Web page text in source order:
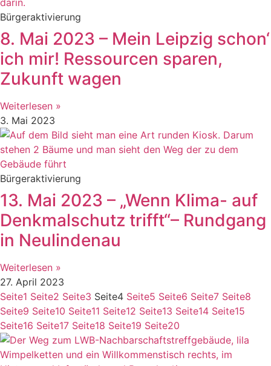
Bürgeraktivierung
8. Mai 2023 – Mein Leipzig schon‘
ich mir! Ressourcen sparen,
Zukunft wagen
Weiterlesen »
3. Mai 2023
Bürgeraktivierung
13. Mai 2023 – „Wenn Klima- auf
Denkmalschutz trifft“– Rundgang
in Neulindenau
Weiterlesen »
27. April 2023
Seite1 Seite2 Seite3 Seite4 Seite5 Seite6 Seite7 Seite8
Seite9 Seite10 Seite11 Seite12 Seite13 Seite14 Seite15
Seite16 Seite17 Seite18 Seite19 Seite20